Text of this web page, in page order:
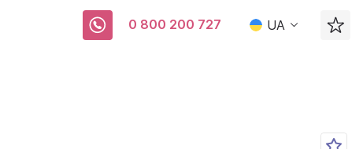
0 800 200 727 UA